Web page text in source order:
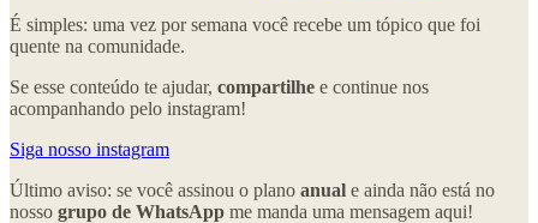
É simples: uma vez por semana você recebe um tópico que foi
quente na comunidade.
Se esse conteúdo te ajudar, compartilhe e continue nos
acompanhando pelo instagram!
Siga nosso instagram
Último aviso: se você assinou o plano anual e ainda não está no
nosso grupo de WhatsApp me manda uma mensagem aqui!